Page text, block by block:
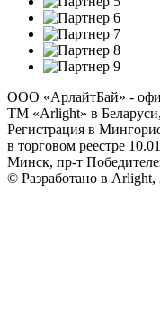
ООО «АрлайтБай» -
ТМ «Arlight» в
Регистрация в
в торговом реестре
Минск, пр-т
© Разработано в Arlight,